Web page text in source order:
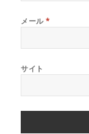
メール*
サイト